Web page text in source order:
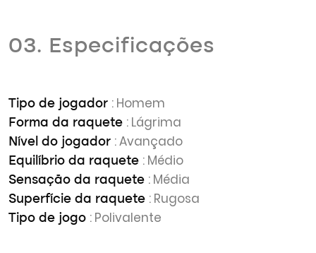
03. Especificações
Tipo de jogador : Homem
Forma da raquete : Lágrima
Nível do jogador : Avançado
Equilíbrio da raquete : Médio
Sensação da raquete : Média
Superfície da raquete : Rugosa
Tipo de jogo : Polivalente